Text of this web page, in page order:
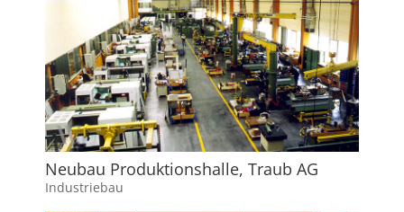
Neubau Produktionshalle, Traub AG
Industriebau